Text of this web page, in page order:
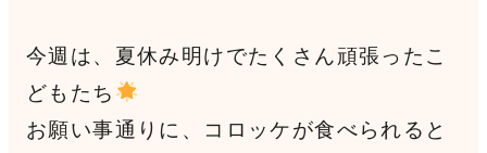
今週は、夏休み明けでたくさん頑張ったこ
どもたち
お願い事通りに、コロッケが食べられると